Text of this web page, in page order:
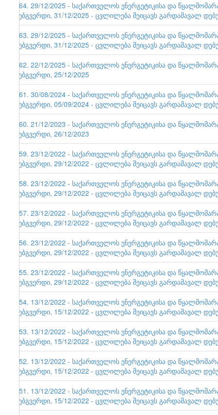
164. 29/12/2025 - საქართველოს ენერგეტიკისა და
ვებგვერდი, 31/12/2025 - ცვლილება შეიცავს გარდამავალ
163. 29/12/2025 - საქართველოს ენერგეტიკისა და
ვებგვერდი, 31/12/2025 - ცვლილება შეიცავს გარდამავალ
162. 22/12/2025 - საქართველოს ენერგეტიკისა და
ვებგვერდი, 25/12/2025
161. 30/08/2024 - საქართველოს ენერგეტიკისა და
ვებგვერდი, 05/09/2024 - ცვლილება შეიცავს გარდამავალ
160. 21/12/2023 - საქართველოს ენერგეტიკისა და
ვებგვერდი, 26/12/2023
159. 23/12/2022 - საქართველოს ენერგეტიკისა და
ვებგვერდი, 29/12/2022 - ცვლილება შეიცავს გარდამავალ
158. 23/12/2022 - საქართველოს ენერგეტიკისა და
ვებგვერდი, 29/12/2022 - ცვლილება შეიცავს გარდამავალ
157. 23/12/2022 - საქართველოს ენერგეტიკისა და
ვებგვერდი, 29/12/2022 - ცვლილება შეიცავს გარდამავალ
156. 23/12/2022 - საქართველოს ენერგეტიკისა და
ვებგვერდი, 29/12/2022 - ცვლილება შეიცავს გარდამავალ
155. 23/12/2022 - საქართველოს ენერგეტიკისა და
ვებგვერდი, 29/12/2022 - ცვლილება შეიცავს გარდამავალ
154. 13/12/2022 - საქართველოს ენერგეტიკისა და
ვებგვერდი, 15/12/2022 - ცვლილება შეიცავს გარდამავალ
153. 13/12/2022 - საქართველოს ენერგეტიკისა და
ვებგვერდი, 15/12/2022 - ცვლილება შეიცავს გარდამავალ
152. 13/12/2022 - საქართველოს ენერგეტიკისა და
ვებგვერდი, 15/12/2022 - ცვლილება შეიცავს გარდამავალ
151. 13/12/2022 - საქართველოს ენერგეტიკისა და
ვებგვერდი, 15/12/2022 - ცვლილება შეიცავს გარდამავალ